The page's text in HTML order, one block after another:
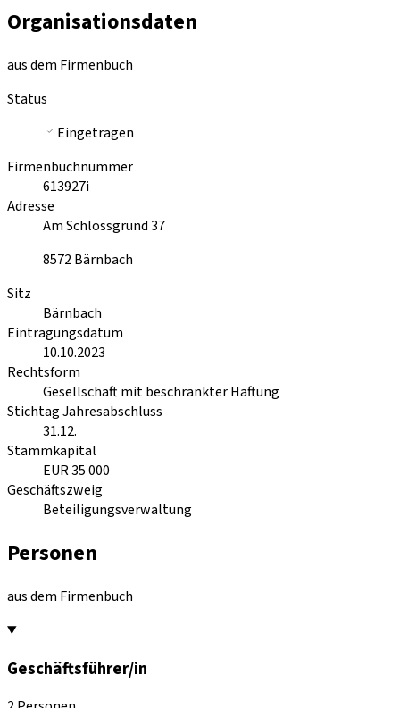
Organisationsdaten
aus dem Firmenbuch
Status
Eingetragen
Firmenbuchnummer
613927i
Adresse
Am Schlossgrund 37
8572Bärnbach
Sitz
Bärnbach
Eintragungsdatum
10.10.2023
Rechtsform
Gesellschaft mit beschränkter Haftung
Stichtag Jahresabschluss
31.12.
Stammkapital
EUR 35 000
Geschäftszweig
Beteiligungsverwaltung
Personen
aus dem Firmenbuch
Geschäftsführer/in